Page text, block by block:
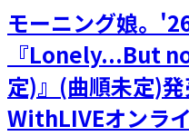
モーニング娘。
『Lonely...But
定)』(曲順未定)
WithLIVEオンラ